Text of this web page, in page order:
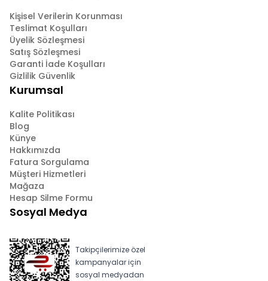
Kişisel Verilerin Korunması
Teslimat Koşulları
Üyelik Sözleşmesi
Satış Sözleşmesi
Garanti İade Koşulları
Gizlilik Güvenlik
Kurumsal
Kalite Politikası
Blog
Künye
Hakkımızda
Fatura Sorgulama
Müşteri Hizmetleri
Mağaza
Hesap Silme Formu
Sosyal Medya
Takipçilerimize özel
kampanyalar için
sosyal medyadan